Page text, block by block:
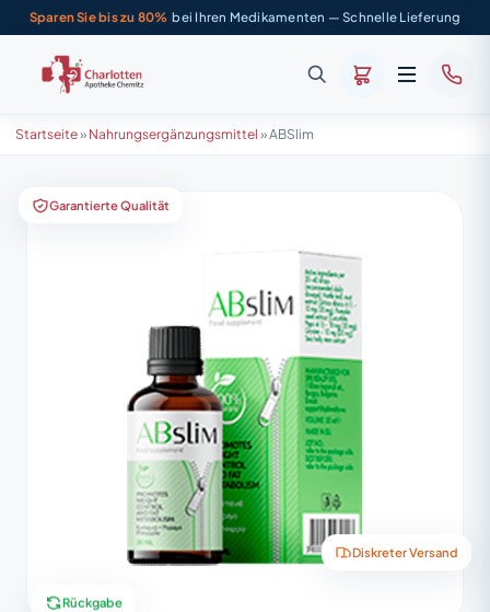
Sparen Sie bis zu 80% bei Ihren Medikamenten — Schnelle Lieferung
Startseite» Nahrungsergänzungsmittel »ABSlim
Garantierte Qualität
Diskreter Versand
Rückgabe